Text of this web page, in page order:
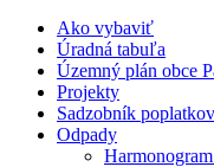
Ako vybaviť
Úradná tabuľa
Územný plán obce
Projekty
Sadzobník poplatkov
Odpady